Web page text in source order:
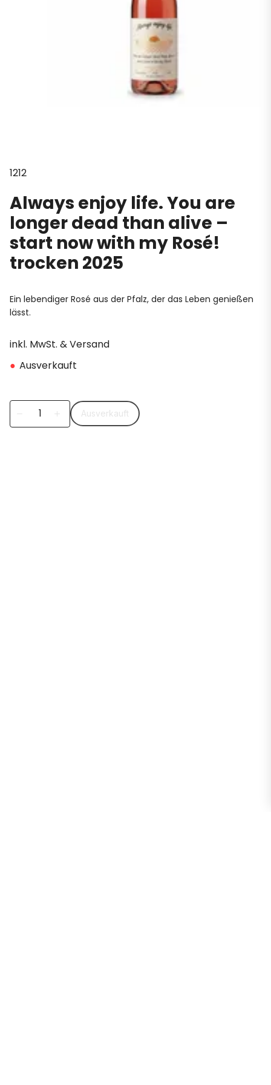
1212
Always enjoy life. You are
longer dead than alive –
start now with my Rosé!
trocken 2025
Ein lebendiger Rosé aus der Pfalz, der das Leben genießen
lässt.
inkl. MwSt. & Versand
● Ausverkauft
remove add Ausverkauft